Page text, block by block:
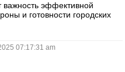
эффективной
и готовности городских
07:17:31 am